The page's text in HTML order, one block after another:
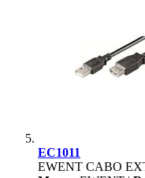
EC1011
EWENT CABO